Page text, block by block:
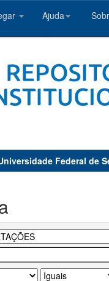
Ajuda
Federal de